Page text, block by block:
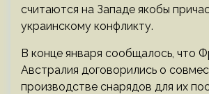
считаются на Западе якобы
украинскому конфликту.
В конце января сообщалось, что
Австралия договорились о
производстве снарядов для их